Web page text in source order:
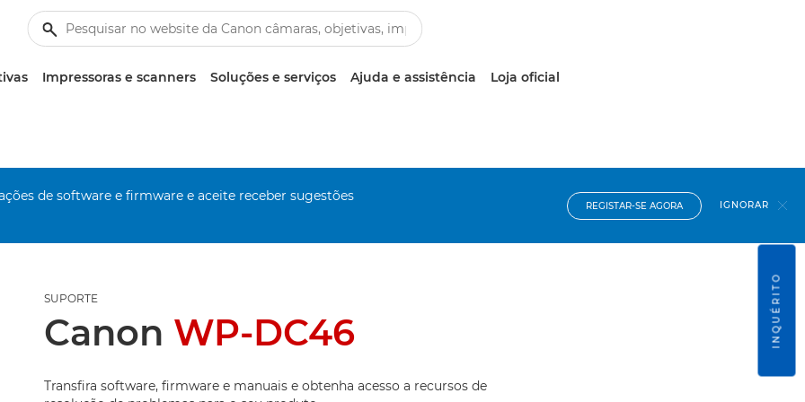
Impressoras e scanners Soluções e serviços Ajuda e assistência Loja oficial
de software e firmware e aceite receber sugestões
REGISTAR-SE AGORA IGNORAR
SUPORTE
Canon WP-DC46
Transfira software, firmware e manuais e obtenha acesso a recursos de
INQUÉRITO